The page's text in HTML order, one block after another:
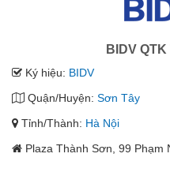
BIDV
Ký hiệu: BIDV
Quận/Huyện: Sơn Tây
Tỉnh/Thành: Hà Nội
Plaza Thành Sơn, 99 Phạm